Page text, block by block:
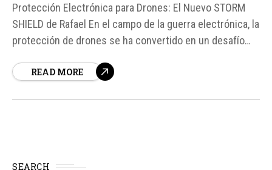
Protección Electrónica para Drones: El Nuevo STORM
SHIELD de Rafael En el campo de la guerra electrónica, la
protección de drones se ha convertido en un desafío
sofisticados, deben navegar en entornos hostiles
READ MORE
SEARCH